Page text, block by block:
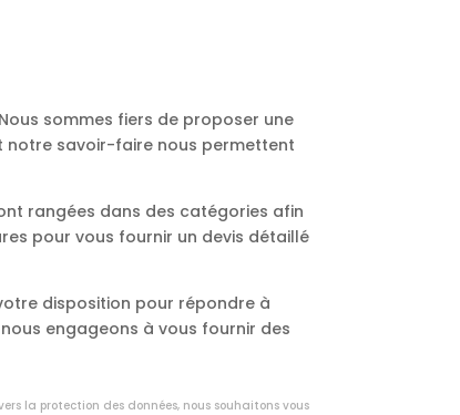
sommes fiers de proposer une
notre savoir-faire nous permettent
rangées dans des catégories afin
pour vous fournir un devis détaillé
disposition pour répondre à
engageons à vous fournir des
la protection des données, nous souhaitons vous